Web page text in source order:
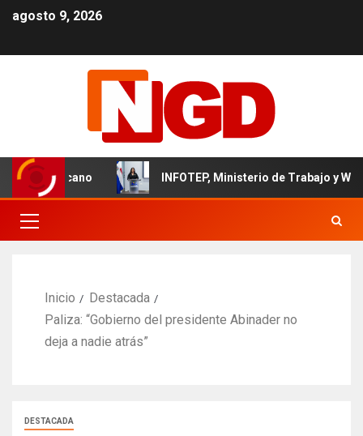
agosto 9, 2026
INFOTEP, Ministerio de Trabajo y World
Inicio
Destacada
Paliza: “Gobierno del presidente Abinader no
deja a nadie atrás”
DESTACADA